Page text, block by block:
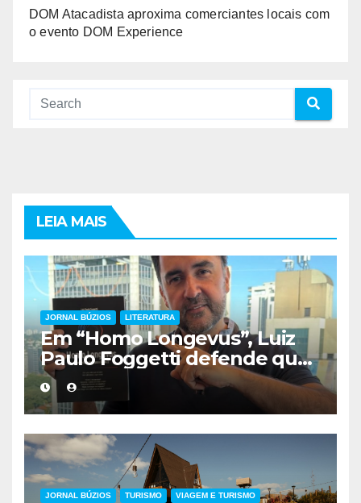
DOM Atacadista aproxima comerciantes locais com
o evento DOM Experience
LEIA MAIS
JORNAL BÚZIOS LITERATURA
Em “Homo Longevus”, Luiz
Paulo Foggetti defende que
viver mais exigirá uma nova
forma de encarar a vida
JORNAL BÚZIOS TURISMO VIAGEM E TURISMO